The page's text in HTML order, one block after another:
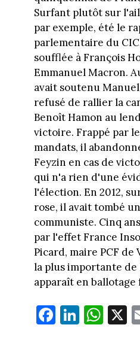
Surfant plutôt sur
par exemple, été le
parlementaire du
soufflée à François
Emmanuel Macron.
avait soutenu
refusé de rallier la
Benoît Hamon au
victoire. Frappé par
mandats, il
Feyzin en cas de
qui n'a rien d'une
l'élection. En 2012,
rose, il avait tombé
communiste. Cinq
par l'effet France
Picard, maire PCF de
la plus importante
apparaît en ballotage
Fa
ce
Li
nk
W
ha
X